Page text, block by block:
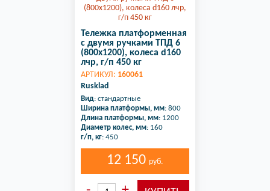
Тележка платформенная
с двумя ручками ТПД 6
(800х1200), колеса d160
лчр, г/п 450 кг
АРТИКУЛ: 160061
Rusklad
Вид: стандартные
Ширина платформы, мм: 800
Длина платформы, мм: 1200
Диаметр колес, мм: 160
г/п, кг: 450
12 150 руб.